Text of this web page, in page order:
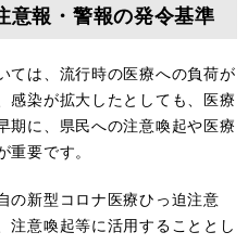
意報・警報の発令基準
ては、流行時の医療への負荷が
感染が拡大したとしても、医療
期に、県民への注意喚起や医療
要です。
の新型コロナ医療ひっ迫注意
注意喚起等に活用することとし